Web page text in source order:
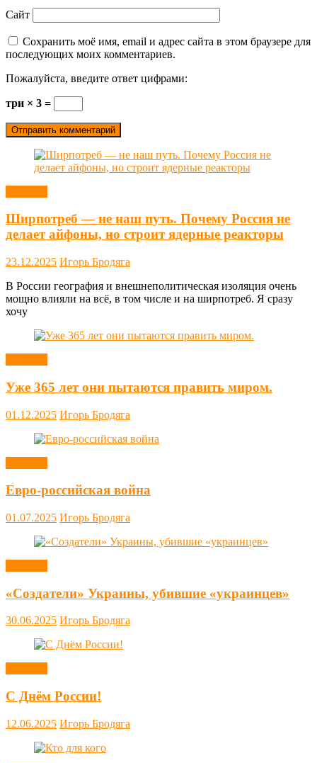
Сайт
Сохранить моё имя, email и адрес сайта в этом браузере для
последующих моих комментариев.
Пожалуйста, введите ответ цифрами:
три × 3 =
Ширпотреб — не наш путь. Почему Россия не
делает айфоны, но строит ядерные реакторы
23.12.2025 Игорь Бродяга
В России география и внешнеполитическая изоляция очень
мощно влияли на всё, в том числе и на ширпотреб. Я сразу
хочу
Уже 365 лет они пытаются править миром.
01.12.2025 Игорь Бродяга
Евро-российская война
01.07.2025 Игорь Бродяга
«Создатели» Украины, убившие «украинцев»
30.06.2025 Игорь Бродяга
С Днём России!
12.06.2025 Игорь Бродяга